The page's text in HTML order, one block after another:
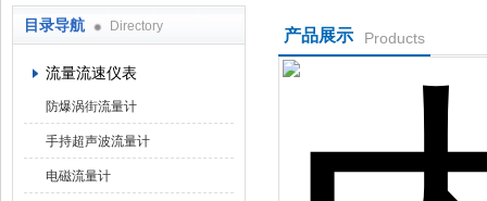
目录导航 Directory
流量流速仪表
防爆涡街流量计
手持超声波流量计
电磁流量计
产品展示 Products